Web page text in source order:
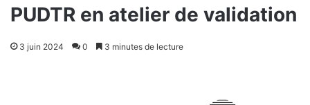
PUDTR en atelier de validation
3 juin 2024 0 3 minutes de lecture